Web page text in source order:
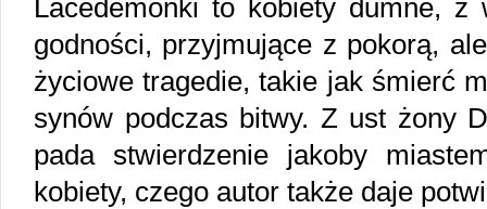
Lacedemonki to kobiety dumne, z
godności, przyjmujące z pokorą,
życiowe tragedie, takie jak śmierć
synów podczas bitwy. Z ust żony
pada stwierdzenie jakoby
kobiety, czego autor także daje